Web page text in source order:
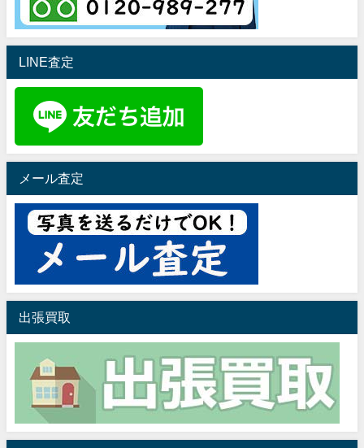
LINE査定
メール査定
出張買取